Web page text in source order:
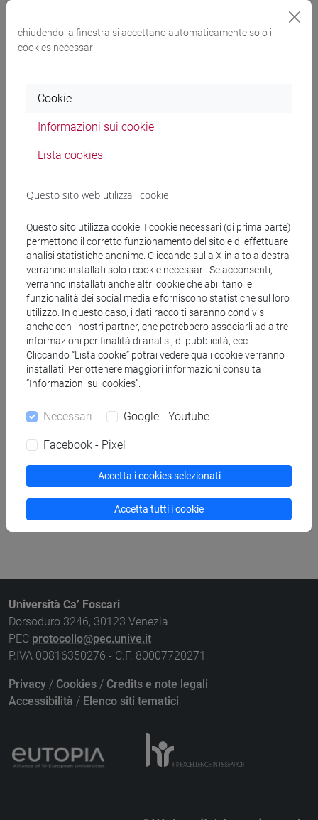
STORIA MEDIEVALE I
Cognomi A-L-lettere [FT3]
VENEZIA 6 FT0256
Cognomi M-Z
STORIA MEDIEVALE I
Cognomi M-Z
-
Cognomi A-L -lettere [FT3]
Cerca nel sito
Ricerca persone
Ricerca insegnamenti
Ricerca aule
Ricerca pubblicazioni
Ricerca risorse bibliografiche
Università Ca’ Foscari
Dorsoduro 3246, 30123 Venezia
PEC protocollo@pec.unive.it
P.IVA 00816350276 - C.F. 80007720271
Privacy / Cookies / Credits e note legali
Accessibilità / Elenco siti tematici
chiudendo la finestra si accettano automaticamente solo i
cookies necessari
Cookie
Informazioni sui cookie
Lista cookies
Questo sito web utilizza i cookie
Questo sito utilizza cookie. I cookie necessari (di prima parte)
permettono il corretto funzionamento del sito e di effettuare
analisi statistiche anonime. Cliccando sulla X in alto a destra
verranno installati solo i cookie necessari. Se acconsenti,
verranno installati anche altri cookie che abilitano le
funzionalità dei social media e forniscono statistiche sul loro
utilizzo. In questo caso, i dati raccolti saranno condivisi
anche con i nostri partner, che potrebbero associarli ad altre
informazioni per finalità di analisi, di pubblicità, ecc.
Cliccando “Lista cookie” potrai vedere quali cookie verranno
installati. Per ottenere maggiori informazioni consulta
“Informazioni sui cookies”.
Necessari Google - Youtube
Facebook - Pixel
Accetta i cookies selezionati
Accetta tutti i cookie